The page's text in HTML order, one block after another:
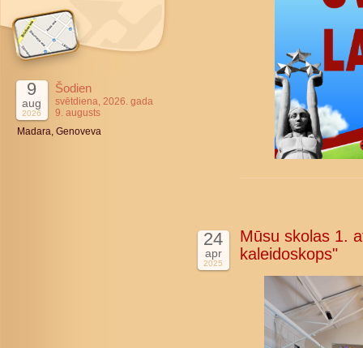
9
aug
2026
Šodien
svētdiena, 2026. gada
9. augusts
Madara, Genoveva
24
apr
2025
Mūsu skolas 1.
kaleidoskops"